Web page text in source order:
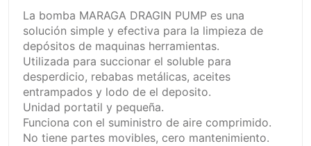
La bomba MARAGA DRAGIN PUMP es una
solución simple y efectiva para la limpieza de
depósitos de maquinas herramientas.
Utilizada para succionar el soluble para
desperdicio, rebabas metálicas, aceites
entrampados y lodo de el deposito.
Unidad portatil y pequeña.
Funciona con el suministro de aire comprimido.
No tiene partes movibles, cero mantenimiento.